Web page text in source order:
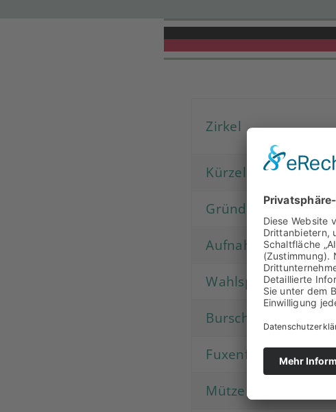
Zirkel
Kürzel
Gründung
Aufnahme in den CV
Wahlspruch
Burschenfarben
Fuxenfarben
Mütze